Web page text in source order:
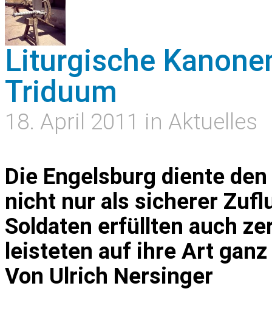
Liturgische
Triduum
18. April 2011 in Aktuelles
Die Engelsburg diente
nicht nur als sicherer
Soldaten erfüllten auch
leisteten auf ihre Art ganz
Von Ulrich Nersinger